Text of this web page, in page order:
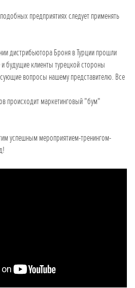
предприятиях следует применять
дистрибьютора Броня в Турции прошли
будущие клиенты турецкой стороны
вопросы нашему представителю. Все
происходит маркетинговый "бум"
успешным мероприятием-тренингом-